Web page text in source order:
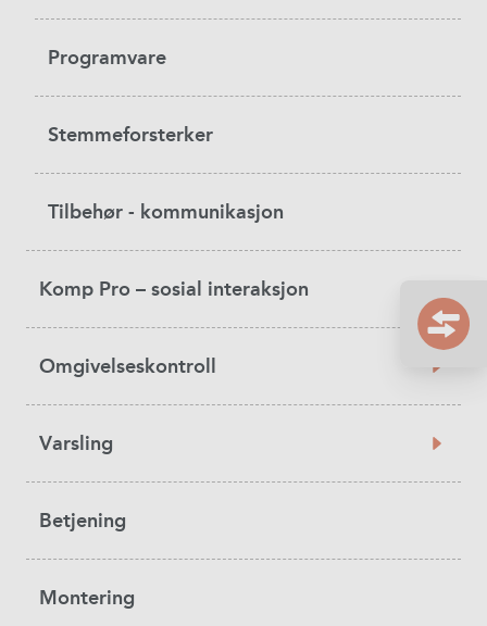
Programvare
Stemmeforsterker
Tilbehør - kommunikasjon
Komp Pro – sosial interaksjon
Omgivelseskontroll
Varsling
Betjening
Montering